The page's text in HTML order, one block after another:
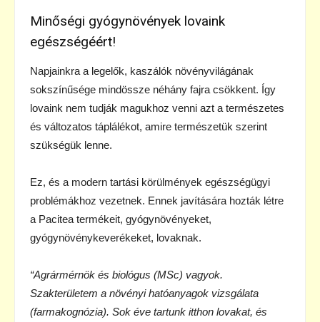
Minőségi gyógynövények lovaink
egészségéért!
Napjainkra a legelők, kaszálók növényvilágának
sokszínűsége mindössze néhány fajra csökkent. Így
lovaink nem tudják magukhoz venni azt a természetes
és változatos táplálékot, amire természetük szerint
szükségük lenne.
Ez, és a modern tartási körülmények egészségügyi
problémákhoz vezetnek. Ennek javítására hozták létre
a Pacitea termékeit, gyógynövényeket,
gyógynövénykeverékeket, lovaknak.
“Agrármérnök és biológus (MSc) vagyok.
Szakterületem a növényi hatóanyagok vizsgálata
(farmakognózia). Sok éve tartunk itthon lovakat, és